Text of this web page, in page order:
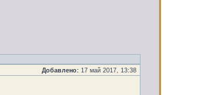
Добавлено:17 май 2017, 13:38